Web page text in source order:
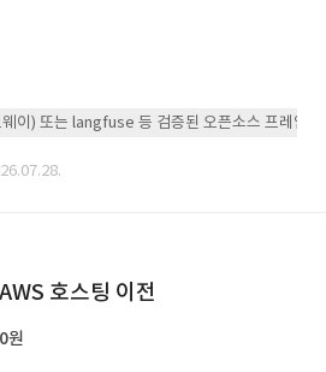
이) 또는 langfuse 등 검증된 오픈소스 프레임워
호스팅 이전
원